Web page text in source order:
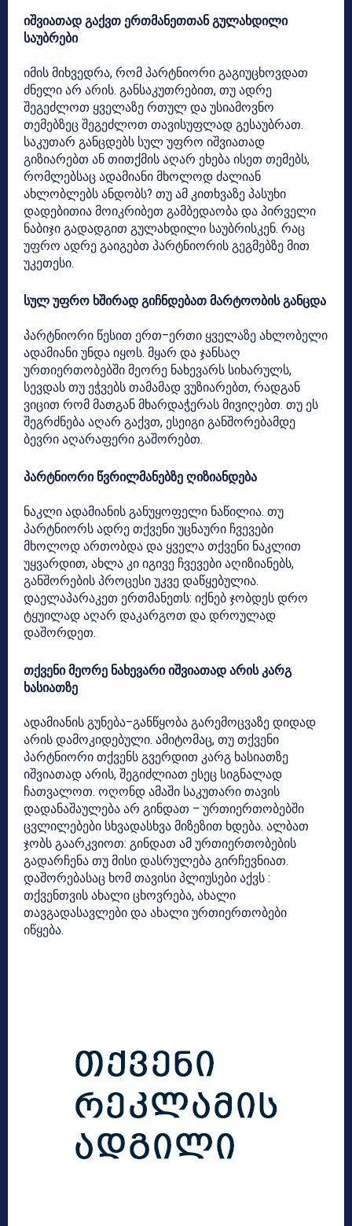
იშვიათად გაქვთ ერთმანეთთან გულახდილი
საუბრები
იმის მიხვედრა, რომ პარტნიორი გაგიუცხოვდათ
ძნელი არ არის. განსაკუთრებით, თუ ადრე
შეგეძლოთ ყველაზე რთულ და უსიამოვნო
თემებზეც შეგეძლოთ თავისუფლად გესაუბრათ.
საკუთარ განცდებს სულ უფრო იშვიათად
გიზიარებთ ან თითქმის აღარ ეხება ისეთ თემებს,
რომლებსაც ადამიანი მხოლოდ ძალიან
ახლობლებს ანდობს? თუ ამ კითხვაზე პასუხი
დადებითია მოიკრიბეთ გამბედაობა და პირველი
ნაბიჯი გადადგით გულახდილი საუბრისკენ. რაც
უფრო ადრე გაიგებთ პარტნიორის გეგმებზე მით
უკეთესი.
სულ უფრო ხშირად გიჩნდებათ მარტოობის განცდა
პარტნიორი წესით ერთ–ერთი ყველაზე ახლობელი
ადამიანი უნდა იყოს. მყარ და ჯანსაღ
ურთიერთობებში მეორე ნახევარს სიხარულს,
სევდას თუ ეჭვებს თამამად ვუზიარებთ, რადგან
ვიცით რომ მათგან მხარდაჭერას მივიღებთ. თუ ეს
შეგრძნება აღარ გაქვთ, ესეიგი განშორებამდე
ბევრი აღარაფერი გაშორებთ.
პარტნიორი წვრილმანებზე ღიზიანდება
ნაკლი ადამიანის განუყოფელი ნაწილია. თუ
პარტნიორს ადრე თქვენი უცნაური ჩვევები
მხოლოდ ართობდა და ყველა თქვენი ნაკლით
უყვარდით, ახლა კი იგივე ჩვევები აღიზიანებს,
განშორების პროცესი უკვე დაწყებულია.
დაელაპარაკეთ ერთმანეთს: იქნებ ჯობდეს დრო
ტყუილად აღარ დაკარგოთ და დროულად
დაშორდეთ.
თქვენი მეორე ნახევარი იშვიათად არის კარგ
ხასიათზე
ადამიანის გუნება–განწყობა გარემოცვაზე დიდად
არის დამოკიდებული. ამიტომაც, თუ თქვენი
პარტნიორი თქვენს გვერდით კარგ ხასიათზე
იშვიათად არის, შეგიძლიათ ესეც სიგნალად
ჩათვალოთ. ოღონდ ამაში საკუთარი თავის
დადანაშაულება არ გინდათ – ურთიერთობებში
ცვლილებები სხვადასხვა მიზეზით ხდება. ალბათ
ჯობს გაარკვიოთ: გინდათ ამ ურთიერთობების
გადარჩენა თუ მისი დასრულება გირჩევნიათ.
დაშორებასაც ხომ თავისი პლიუსები აქვს :
თქვენთვის ახალი ცხოვრება, ახალი
თავგადასავლები და ახალი ურთიერთობები
იწყება.